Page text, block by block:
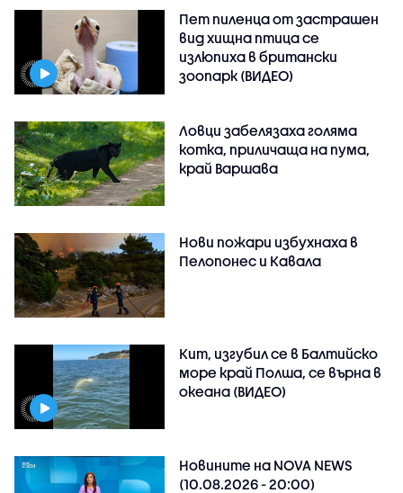
Пет пиленца от застрашен
вид хищна птица се
излюпиха в британски
зоопарк (ВИДЕО)
Ловци забелязаха голяма
котка, приличаща на пума,
край Варшава
Нови пожари избухнаха в
Пелопонес и Кавала
Кит, изгубил се в Балтийско
море край Полша, се върна в
океана (ВИДЕО)
Новините на NOVA NEWS
(10.08.2026 - 20:00)